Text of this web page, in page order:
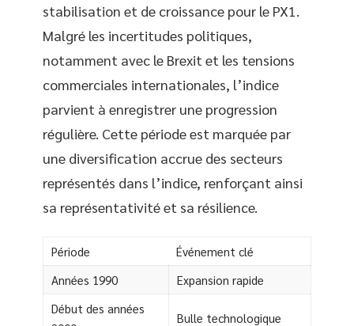
stabilisation et de croissance pour le PX1.
Malgré les incertitudes politiques,
notamment avec le Brexit et les tensions
commerciales internationales, l’indice
parvient à enregistrer une progression
régulière. Cette période est marquée par
une diversification accrue des secteurs
représentés dans l’indice, renforçant ainsi
sa représentativité et sa résilience.
Période
Événement clé
Années 1990
Expansion rapide
Début des années
Bulle technologique